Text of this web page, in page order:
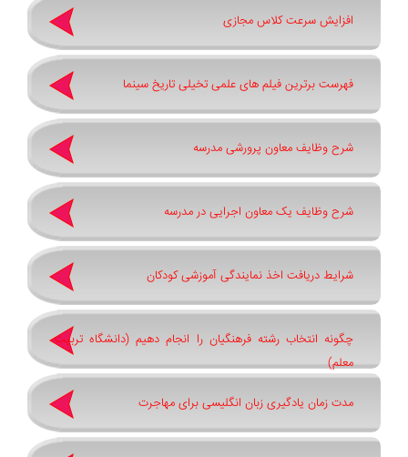
افزایش سرعت کلاس مجازی
فهرست برترین فیلم های علمی تخیلی تاریخ سینما
شرح وظایف معاون پرورشی مدرسه
شرح وظایف یک معاون اجرایی در مدرسه
شرایط دریافت اخذ نمایندگی آموزشی کودکان
چگونه انتخاب رشته فرهنگیان را انجام دهیم (دانشگاه تربیت
معلم)
مدت زمان یادگیری زبان انگلیسی برای مهاجرت